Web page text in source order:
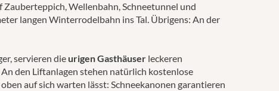
Wellenbahn, Schneetunnel und
langen Winterrodelbahn ins Tal. Übrigens: An der
servieren die urigen Gasthäuser leckeren
An den Liftanlagen stehen natürlich kostenlose
auf sich warten lässt: Schneekanonen garantieren